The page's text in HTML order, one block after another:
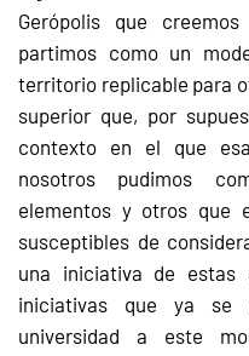
Gerópolis que
partimos como un
territorio replicable para
superior que, por
contexto en el que
nosotros pudimos
elementos y otros que
susceptibles de
una iniciativa de estas
iniciativas que ya se
universidad a este